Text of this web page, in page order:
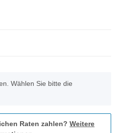
Wählen Sie bitte die
Raten zahlen? Weitere